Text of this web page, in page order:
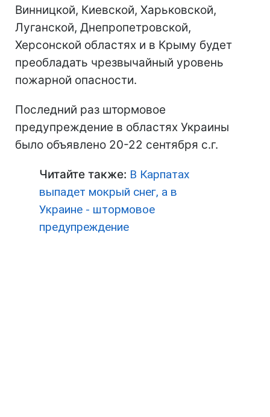
Винницкой, Киевской, Харьковской,
Луганской, Днепропетровской,
Херсонской областях и в Крыму будет
преобладать чрезвычайный уровень
пожарной опасности.
Последний раз штормовое
предупреждение в областях Украины
было объявлено 20-22 сентября с.г.
Читайте также: В Карпатах
выпадет мокрый снег, а в
Украине - штормовое
предупреждение